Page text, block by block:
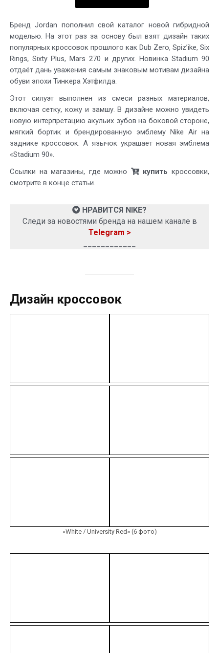
Бренд Jordan пополнил свой каталог новой гибридной
моделью. На этот раз за основу был взят дизайн таких
популярных кроссовок прошлого как Dub Zero, Spiz’ike, Six
Rings, Sixty Plus, Mars 270 и других. Новинка Stadium 90
отдаёт дань уважения самым знаковым мотивам дизайна
обуви эпохи Тинкера Хэтфилда.
Этот силуэт выполнен из смеси разных материалов,
включая сетку, кожу и замшу. В дизайне можно увидеть
новую интерпретацию акульих зубов на боковой стороне,
мягкий бортик и брендированную эмблему Nike Air на
заднике кроссовок. А язычок украшает новая эмблема
«Stadium 90».
Ссылки на магазины, где можно
купить кроссовки,
смотрите в конце статьи.
НРАВИТСЯ NIKE?
Следи за новостями бренда на нашем канале в
Telegram >
Дизайн кроссовок
«White / University Red» (6 фото)